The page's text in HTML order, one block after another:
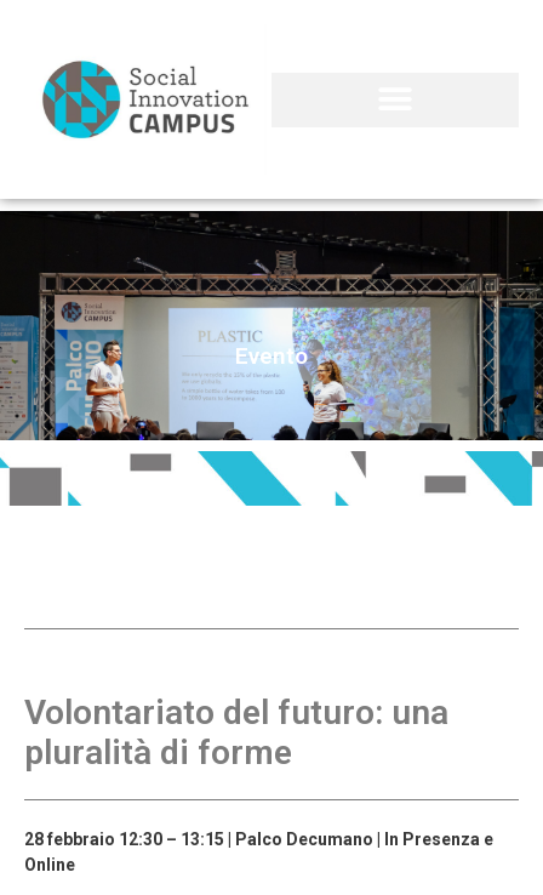
Evento
Volontariato del futuro: una
pluralità di forme
28 febbraio 12:30 – 13:15 | Palco Decumano | In Presenza e
Online